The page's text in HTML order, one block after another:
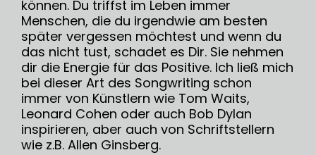
können. Du triffst im Leben immer
Menschen, die du irgendwie am besten
später vergessen möchtest und wenn du
das nicht tust, schadet es Dir. Sie nehmen
dir die Energie für das Positive. Ich ließ mich
bei dieser Art des Songwriting schon
immer von Künstlern wie Tom Waits,
Leonard Cohen oder auch Bob Dylan
inspirieren, aber auch von Schriftstellern
wie z.B. Allen Ginsberg.